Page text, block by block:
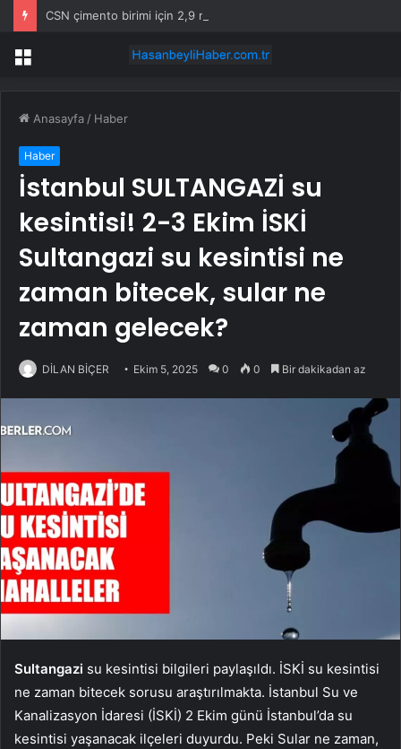
Menü
Anasayfa / Haber
Haber
İstanbul SULTANGAZİ su
kesintisi! 2-3 Ekim İSKİ
Sultangazi su kesintisi ne
zaman bitecek, sular ne
zaman gelecek?
DİLAN BİÇER Ekim 5, 2025 0 0 Bir dakikadan az
Sultangazi su kesintisi bilgileri paylaşıldı. İSKİ su kesintisi
ne zaman bitecek sorusu araştırılmakta. İstanbul Su ve
Kanalizasyon İdaresi (İSKİ) 2 Ekim günü İstanbul’da su
kesintisi yaşanacak ilçeleri duyurdu. Peki Sular ne zaman,